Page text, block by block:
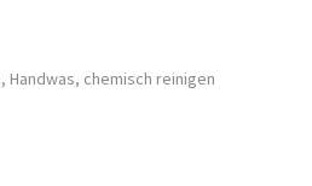
chemisch reinigen